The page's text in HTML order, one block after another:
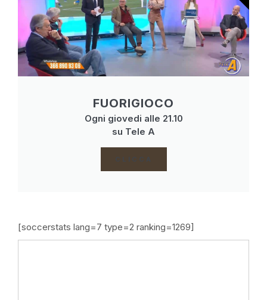
FUORIGIOCO
Ogni giovedi alle 21.10
su Tele A
CLICCA
[soccerstats lang=7 type=2 ranking=1269]